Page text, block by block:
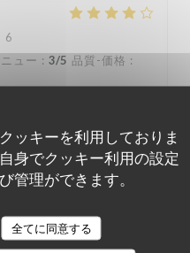
ッキーを利用しておりま
身でクッキー利用の設定
管理ができます。
全てに同意する
6
ニュー : 3/5 品質-価格 :
3
ュー: 5 /5 品質-価格